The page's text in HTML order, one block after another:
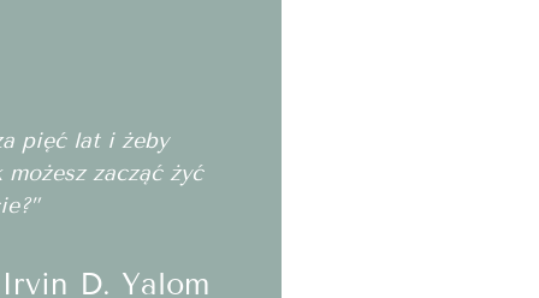
pięć lat i żeby
zacząć żyć
Irvin D. Yalom